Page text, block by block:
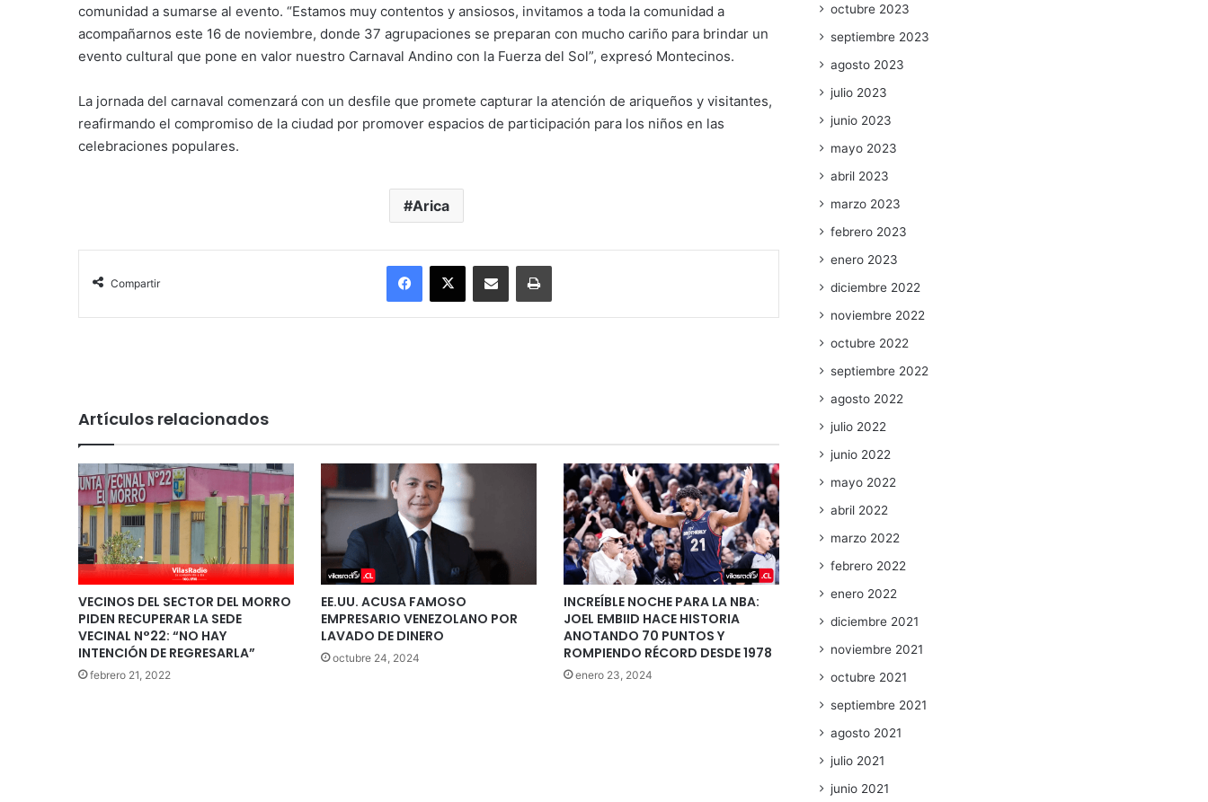
comunidad a sumarse al evento. “Estamos muy contentos y ansiosos, invitamos a toda la comunidad a
acompañarnos este 16 de noviembre, donde 37 agrupaciones se preparan con mucho cariño para brindar un
evento cultural que pone en valor nuestro Carnaval Andino con la Fuerza del Sol”, expresó Montecinos.
La jornada del carnaval comenzará con un desfile que promete capturar la atención de ariqueños y visitantes,
reafirmando el compromiso de la ciudad por promover espacios de participación para los niños en las
celebraciones populares.
Arica
Compartir
Facebook
X Enviar vía email Imprimir
Artículos relacionados
VECINOS DEL SECTOR DEL MORRO
PIDEN RECUPERAR LA SEDE
VECINAL N°22: “NO HAY
INTENCIÓN DE REGRESARLA”
febrero 21, 2022
EE.UU. ACUSA FAMOSO
EMPRESARIO VENEZOLANO POR
LAVADO DE DINERO
octubre 24, 2024
INCREÍBLE NOCHE PARA LA NBA:
JOEL EMBIID HACE HISTORIA
ANOTANDO 70 PUNTOS Y
ROMPIENDO RÉCORD DESDE 1978
enero 23, 2024
octubre 2023
septiembre 2023
agosto 2023
julio 2023
junio 2023
mayo 2023
abril 2023
marzo 2023
febrero 2023
enero 2023
diciembre 2022
noviembre 2022
octubre 2022
septiembre 2022
agosto 2022
julio 2022
junio 2022
mayo 2022
abril 2022
marzo 2022
febrero 2022
enero 2022
diciembre 2021
noviembre 2021
octubre 2021
septiembre 2021
agosto 2021
julio 2021
junio 2021